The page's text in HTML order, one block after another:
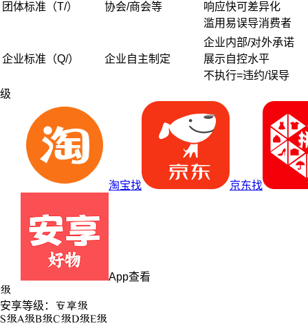
团体标准（T/） 协会/商会等
响应快可差异化
滥用易误导消费者
企业标准（Q/） 企业自主制定
企业内部/对外承诺
展示自控水平
不执行=违约/误导
级
淘宝找 京东找
App查看
级
安享等级： 安享级
S级A级B级C级D级E级